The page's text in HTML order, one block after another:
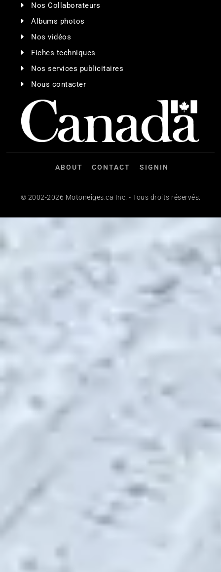
Nos Collaborateurs
Albums photos
Nos vidéos
Fiches techniques
Nos services publicitaires
Nous contacter
ABOUT CONTACT SIGNIN
© 2002-2026 Motoneiges.ca Inc. - Tous droits réservés.